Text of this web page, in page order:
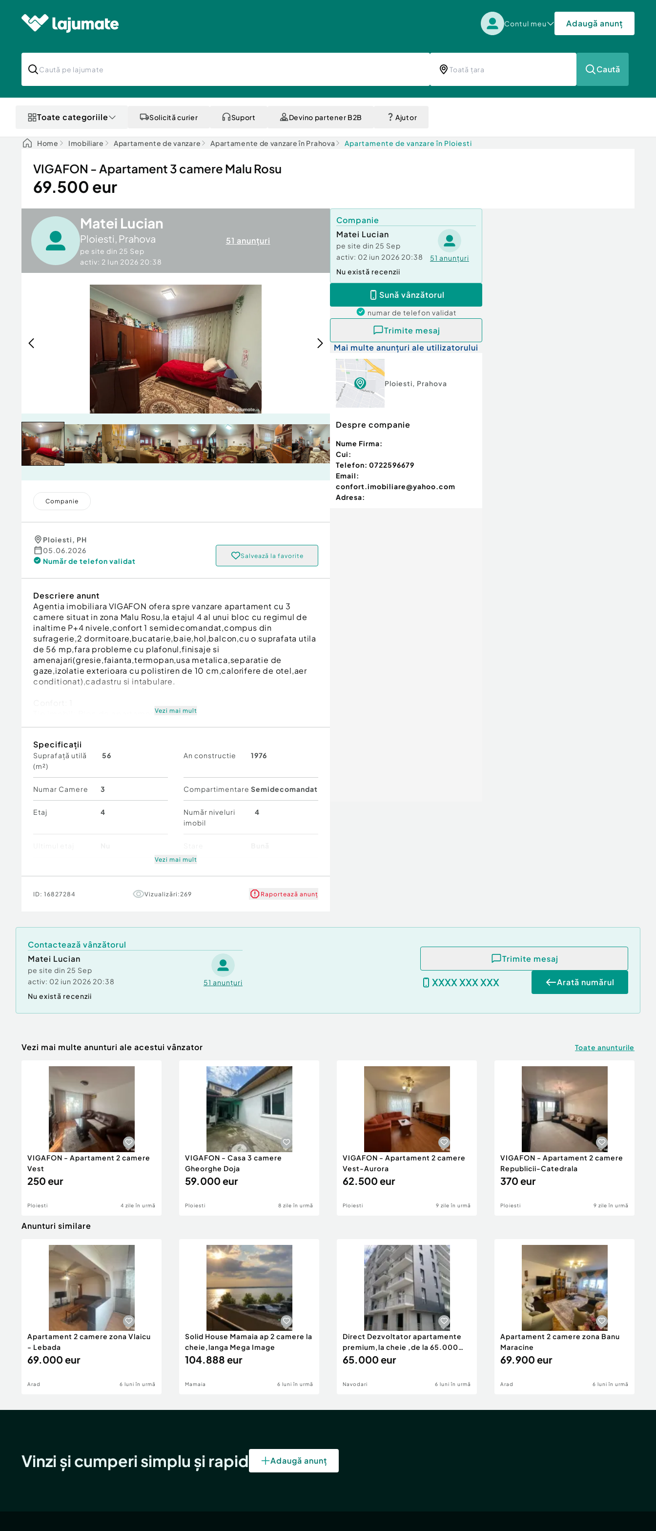
Contul meu Adaugă anunț
Caută
Toate categoriile Solicită curier Suport Devino partener B2B Ajutor
Home Imobiliare Apartamente de vanzare Apartamente de vanzare în Prahova Apartamente de vanzare în Ploiesti
VIGAFON - Apartament 3 camere Malu Rosu
69.500 eur
Matei Lucian
Ploiesti, Prahova
pe site din 25 Sep
activ: 2 Iun 2026 20:38
51 anunțuri
Companie
Ploiesti, PH
05.06.2026
Număr de telefon validat
Salvează la favorite
Descriere anunt
Agentia imobiliara VIGAFON ofera spre vanzare apartament cu 3
camere situat in zona Malu Rosu,la etajul 4 al unui bloc cu regimul de
inaltime P+4 nivele,confort 1 semidecomandat,compus din
sufragerie,2 dormitoare,bucatarie,baie,hol,balcon,cu o suprafata utila
de 56 mp,fara probleme cu plafonul,finisaje si
amenajari(gresie,faianta,termopan,usa metalica,separatie de
gaze,izolatie exterioara cu polistiren de 10 cm,calorifere de otel,aer
conditionat),cadastru si intabulare.
Bloc de apartamenteVezi mai mult
Specificații
Suprafață utilă
(m²)
56 An constructie 1976
Numar Camere 3 Compartimentare Semidecomandat
Etaj 4
Număr niveluri
imobil
4
Vezi mai mult
ID: 16827284 Vizualizări: 269 Raportează anunț
Companie
Matei Lucian
pe site din 25 Sep
activ: 02 iun 2026 20:38 51 anunțuri
Nu există recenzii
Sună vânzătorul
numar de telefon validat
Trimite mesaj
Mai multe anunțuri ale utilizatorului
Ploiesti, Prahova
Despre companie
Nume Firma:
Cui:
Telefon: 0722596679
Email:
confort.imobiliare@yahoo.com
Adresa:
Contactează vânzătorul
Matei Lucian
pe site din 25 Sep
activ: 02 iun 2026 20:38 51 anunțuri
Nu există recenzii
Trimite mesaj
XXXX XXX XXX Arată numărul
Vezi mai multe anunturi ale acestui vânzator Toate anunturile
VIGAFON - Apartament 2 camere
Vest
250 eur
Ploiesti 4 zile în urmă
VIGAFON - Casa 3 camere
Gheorghe Doja
59.000 eur
Ploiesti 8 zile în urmă
VIGAFON - Apartament 2 camere
Vest-Aurora
62.500 eur
Ploiesti 9 zile în urmă
VIGAFON - Apartament 2 camere
Republicii-Catedrala
370 eur
Ploiesti 9 zile în urmă
Anunturi similare
Apartament 2 camere zona Vlaicu
- Lebada
69.000 eur
Arad 6 luni în urmă
Solid House Mamaia ap 2 camere la
cheie,langa Mega Image
104.888 eur
Mamaia 6 luni în urmă
Direct Dezvoltator apartamente
premium,la cheie ,de la 65.000
eur
65.000 eur
Navodari 6 luni în urmă
Apartament 2 camere zona Banu
Maracine
69.900 eur
Arad 6 luni în urmă
Vinzi și cumperi simplu și rapid Adaugă anunț